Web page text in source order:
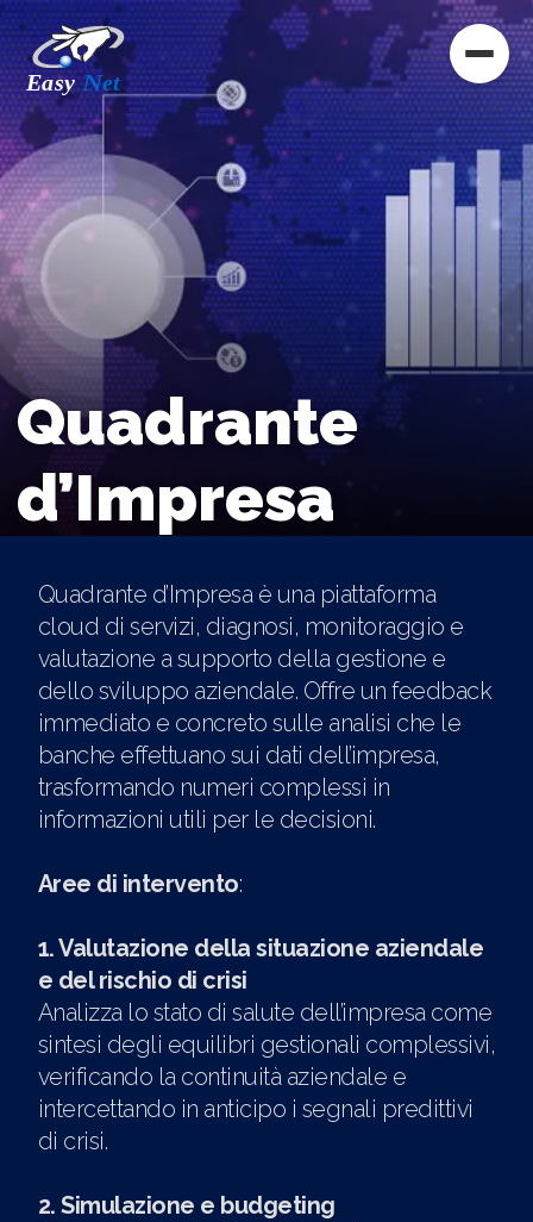
Quadrante
d’Impresa
Quadrante d’Impresa è una piattaforma
cloud di servizi, diagnosi, monitoraggio e
valutazione a supporto della gestione e
dello sviluppo aziendale. Offre un feedback
immediato e concreto sulle analisi che le
banche effettuano sui dati dell’impresa,
trasformando numeri complessi in
informazioni utili per le decisioni.
Aree di intervento:
1. Valutazione della situazione aziendale
e del rischio di crisi
Analizza lo stato di salute dell’impresa come
sintesi degli equilibri gestionali complessivi,
verificando la continuità aziendale e
intercettando in anticipo i segnali predittivi
di crisi.
2. Simulazione e budgeting